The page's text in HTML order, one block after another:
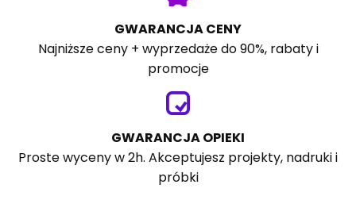
GWARANCJA CENY
Najniższe ceny + wyprzedaże do 90%, rabaty i
promocje
GWARANCJA OPIEKI
Proste wyceny w 2h. Akceptujesz projekty, nadruki i
próbki